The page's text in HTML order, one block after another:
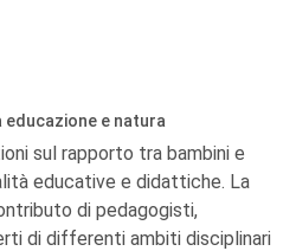
e natura
sul rapporto tra bambini e
educative e didattiche. La
di pedagogisti,
di differenti ambiti disciplinari